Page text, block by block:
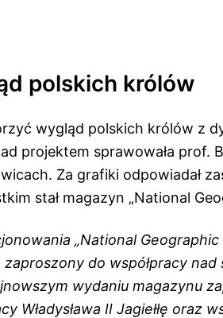
polskich królów
wygląd polskich królów z
projektem sprawowała prof.
Za grafiki odpowiadał
stał magazyn „National
„National Geographic
do współpracy
wydaniu magazynu
Władysława II Jagiełłę oraz